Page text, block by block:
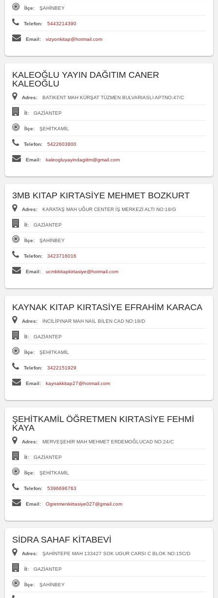
İlçe: ŞAHİNBEY
Telefon: 5443214390
Email: vizyonkitap@hotmail.com
KALEOĞLU YAYIN DAĞITIM CANER
KALEOĞLU
Adres: BATIKENT MAH KÜRŞAT TÜZMEN BULVARIASLI APTNO:47/C
İl: GAZİANTEP
İlçe: ŞEHİTKAMİL
Telefon: 5422603800
Email: kaleogluyayindagiitm@gmail.com
3MB KITAP KIRTASİYE MEHMET BOZKURT
Adres: KARATAŞ MAH UĞUR CENTER İŞ MERKEZİ ALTI NO:18/G
İl: GAZİANTEP
İlçe: ŞAHİNBEY
Telefon: 3423716016
Email: ucmbkitapkirtasiye@hotmail.com
KAYNAK KITAP KIRTASİYE EFRAHİM KARACA
Adres: İNCİLİPINAR MAH NAİL BİLEN CAD NO:18/D
İl: GAZİANTEP
İlçe: ŞEHİTKAMİL
Telefon: 3422151929
Email: kaynakkitap27@hotmail.com
ŞEHİTKAMİL ÖĞRETMEN KIRTASİYE FEHMİ
KAYA
Adres: MERVEŞEHİR MAH MEHMET ERDEMOĞLUCAD NO:24/C
İl: GAZİANTEP
İlçe: ŞEHİTKAMİL
Telefon: 5396696763
Email: Ogretmenkirtasiye027@gmail.com
SİDRA SAHAF KİTABEVİ
Adres: ŞAHİNTEPE MAH 133427 SOK UGUR CARSI C BLOK NO:15C/D
İl: GAZİANTEP
İlçe: ŞAHİNBEY